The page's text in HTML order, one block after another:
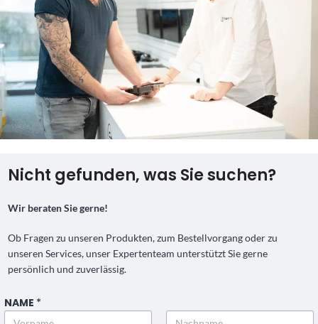
Nicht gefunden, was Sie suchen?
Wir beraten Sie gerne!
Ob Fragen zu unseren Produkten, zum Bestellvorgang oder zu
unseren Services, unser Expertenteam unterstützt Sie gerne
persönlich und zuverlässig.
NAME *